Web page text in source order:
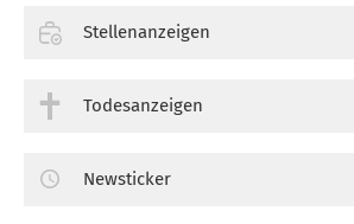
Stellenanzeigen
Todesanzeigen
Newsticker